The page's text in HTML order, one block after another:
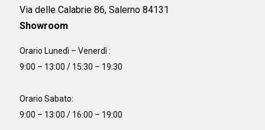
Via delle Calabrie 86, Salerno 84131
Showroom
Orario Lunedì – Venerdì :
9:00 – 13:00 / 15:30 – 19:30
Orario Sabato:
9:00 – 13:00 / 16:00 – 19:00